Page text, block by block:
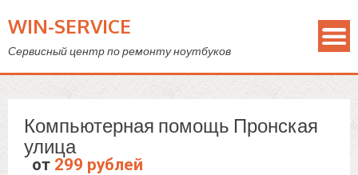
WIN-SERVICE
Сервисный центр по ремонту ноутбуков
Компьютерная помощь Пронская
улица
от 299 рублей